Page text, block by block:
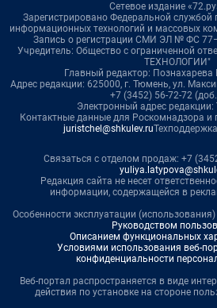
Сетевое издание
Зарегистрировано Федеральной службой
информационных технологий и массовых
Запись о регистрации СМИ ЭЛ № ФС
Учредитель: Общество с ограниченной
ТЕХНОЛОГИИ"
Главный редактор:
Адрес редакции: 625000, г. Тюмень, ул.
+7 (3452) 56-72-72
Электронный адрес редакции:
Контактные данные для Роскомнадзора и
juristchel@shkulev.ru
Связаться с отделом продаж: +7
Редакция сайта не несет
информации, содержащейся в
Особенности эксплуатации
Руководством
Описанием функциональных
Условиями использования веб-
конфиденциальности
Веб-портал распространяется в виде
действия по установке на стороне